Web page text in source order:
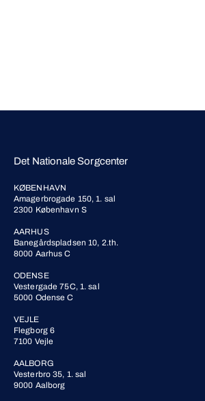
Det Nationale Sorgcenter
KØBENHAVN
Amagerbrogade 150, 1. sal
2300 København S
AARHUS
Banegårdspladsen 10, 2.th.
8000 Aarhus C
ODENSE
Vestergade 75C, 1. sal
5000 Odense C
VEJLE
Flegborg 6
7100 Vejle
AALBORG
Vesterbro 35, 1. sal
9000 Aalborg